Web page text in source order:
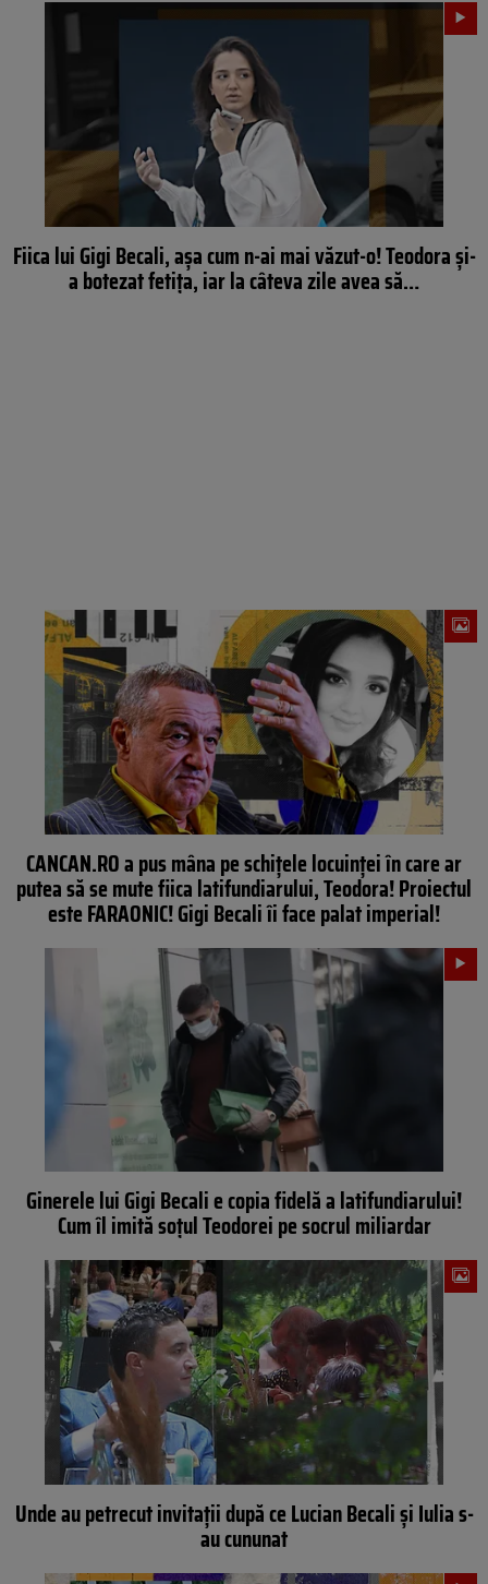
Fiica lui Gigi Becali, așa cum n-ai mai văzut-o! Teodora și-
a botezat fetița, iar la câteva zile avea să…
CANCAN.RO a pus mâna pe schițele locuinței în care ar
putea să se mute fiica latifundiarului, Teodora! Proiectul
este FARAONIC! Gigi Becali îi face palat imperial!
Ginerele lui Gigi Becali e copia fidelă a latifundiarului!
Cum îl imită soțul Teodorei pe socrul miliardar
Unde au petrecut invitații după ce Lucian Becali și Iulia s-
au cununat